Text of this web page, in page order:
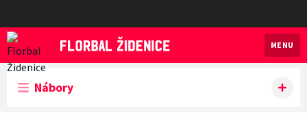
Florbal Židenice
MENU
Nábory